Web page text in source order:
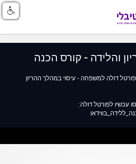
והלידה - קורס הכנה
דולה למשפחה - עיסוי במהלך ההריון